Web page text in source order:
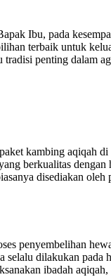
Ibu, pada
terbaik untuk
penting dalam
kambing aqiqah
berkualitas
disediakan
penyembelihan
dilakukan pada
ibadah